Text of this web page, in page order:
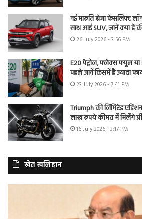
नई मारुति ब्रेजा फेसलिफ्ट
साथ आई SUV, जानें क्या है
26 July 2026 - 3:56 PM
E20 पेट्रोल, फ्लेक्स फ्यूल या
पहले जानें किसमें है ज्यादा
23 July 2026 - 7:41 PM
Triumph की लिमिटेड
लाख रुपये कीमत में मिलेंगे
16 July 2026 - 3:17 PM
खेत खलिहान